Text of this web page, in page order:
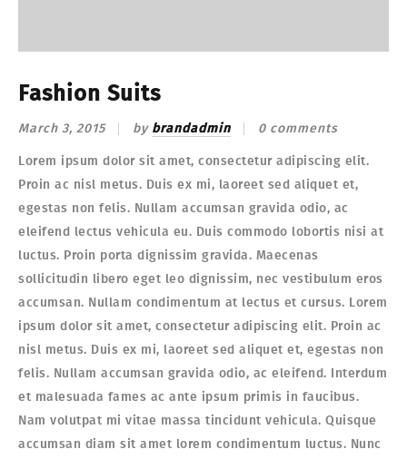
Fashion Suits
March 3, 2015 by brandadmin 0 comments
Lorem ipsum dolor sit amet, consectetur adipiscing elit.
Proin ac nisl metus. Duis ex mi, laoreet sed aliquet et,
egestas non felis. Nullam accumsan gravida odio, ac
eleifend lectus vehicula eu. Duis commodo lobortis nisi at
luctus. Proin porta dignissim gravida. Maecenas
sollicitudin libero eget leo dignissim, nec vestibulum eros
accumsan. Nullam condimentum at lectus et cursus. Lorem
ipsum dolor sit amet, consectetur adipiscing elit. Proin ac
nisl metus. Duis ex mi, laoreet sed aliquet et, egestas non
felis. Nullam accumsan gravida odio, ac eleifend. Interdum
et malesuada fames ac ante ipsum primis in faucibus.
Nam volutpat mi vitae massa tincidunt vehicula. Quisque
accumsan diam sit amet lorem condimentum luctus. Nunc